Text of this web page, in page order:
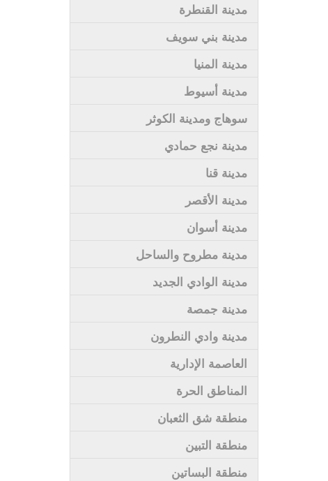
مدينة القنطرة
مدينة بني سويف
مدينة المنيا
مدينة أسيوط
سوهاج ومدينة الكوثر
مدينة نجع حمادي
مدينة قنا
مدينة الأقصر
مدينة أسوان
مدينة مطروح والساحل
مدينة الوادي الجديد
مدينة جمصة
مدينة وادي النطرون
العاصمة الإدارية
المناطق الحرة
منطقة شق الثعبان
منطقة التبين
منطقة البساتين